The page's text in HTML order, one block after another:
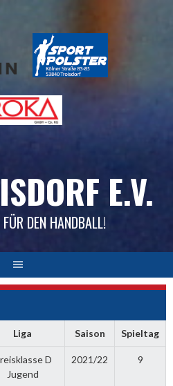
E.V.
DEN HANDBALL!
Liga Saison Spieltag
D
Jugend
2021/22 9